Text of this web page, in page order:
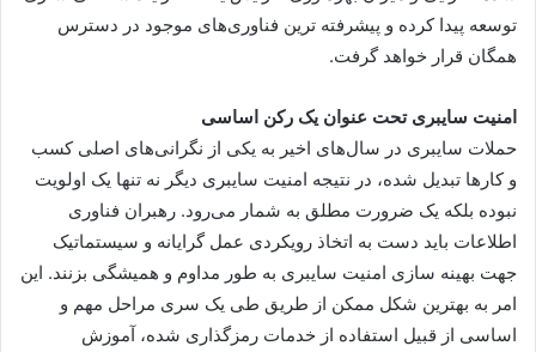
توسعه پیدا کرده و پیشرفته ترین فناوری‌های موجود در دسترس
همگان قرار خواهد گرفت.
امنیت سایبری تحت عنوان یک رکن اساسی
حملات سایبری در سال‌های اخیر به یکی از نگرانی‌های اصلی کسب
و کار‌ها تبدیل شده، در نتیجه امنیت سایبری دیگر نه تنها یک اولویت
نبوده بلکه یک ضرورت مطلق به شمار می‌رود. رهبران فناوری
اطلاعات باید دست به اتخاذ رویکردی عمل گرایانه و سیستماتیک
جهت بهینه سازی امنیت سایبری به طور مداوم و همیشگی بزنند. این
امر به بهترین شکل ممکن از طریق طی یک سری مراحل مهم و
اساسی از قبیل استفاده از خدمات رمزگذاری شده، آموزش